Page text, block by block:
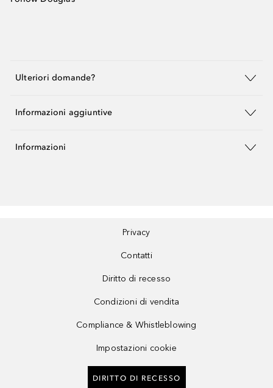
Ulteriori domande?
Informazioni aggiuntive
Informazioni
Privacy
Contatti
Diritto di recesso
Condizioni di vendita
Compliance & Whistleblowing
Impostazioni cookie
DIRITTO DI RECESSO